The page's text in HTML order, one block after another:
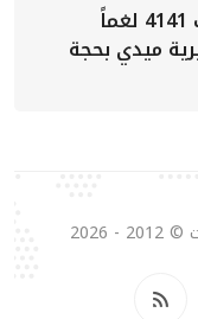
مشروع "مسام" يتلف 4141 لغماً
ميدي بحجة
2026